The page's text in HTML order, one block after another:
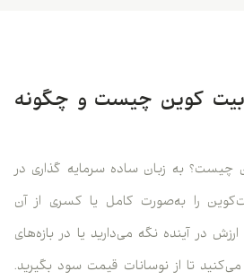
بیت‌ کوین چیست و چگونه
چیست؟ به زبان ساده سرمایه گذاری در
را به‌صورت کامل یا کسری از آن
در آینده نگه می‌دارید یا در بازه‌های
می‌کنید تا از نوسانات قیمت سود بگیرید.